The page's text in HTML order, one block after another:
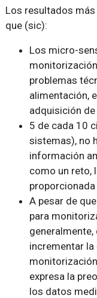
Los resultados
que (sic):
Los micro-
problemas
alimentación,
adquisición
5 de cada 10
sistemas), no
información
como un reto,
A pesar de
para
generalmente,
incrementar la
expresa la
los datos